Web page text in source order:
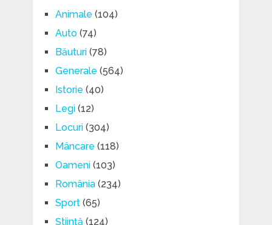
Animale (104)
Auto(74)
Băuturi(78)
Generale (564)
Istorie (40)
Legi(12)
Locuri(304)
Mâncare (118)
Oameni(103)
România(234)
Sport(65)
Știință(124)